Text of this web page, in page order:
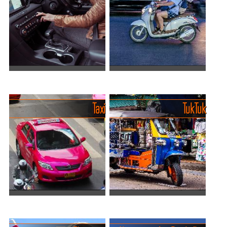
sich mit überfüllten Bussen
oder teuren T...
ist der Mietwagen. Diese
gibt es in den
Touristengebieten zuhauf...
besten Autovermietungen in
Thailand. Linksverkehr, laute
Hupe, viel Buddha – und
trotzdem: Wer in Thailand
ein Auto mietet, erlebt echte
Freiheit auf vier Rä...
unterwegs.Für die
Fortbewegung in
thailändischen Städten oder
auf Inseln ist das Moped,
der Roller oder Motorrad
eine ziemlich pra...
Mitfahrdienste in Thailand.Egal
Taxi
unterschiedlichsten Varianten.
TukTuk